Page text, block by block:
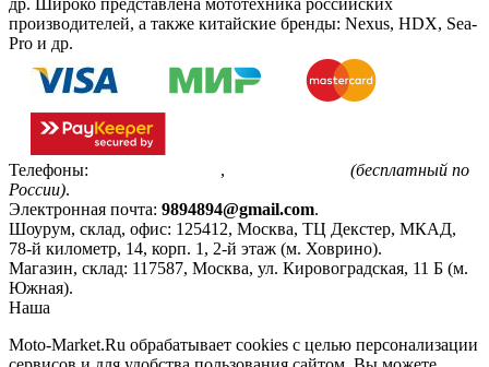
др. Широко представлена мототехника российских
производителей, а также китайские бренды: Nexus, HDX, Sea-
Pro и др.
Телефоны: ,
(бесплатный по
России).
Электронная почта: 9894894@gmail.com.
Шоурум, склад, офис: 125412, Москва, ТЦ Декстер, МКАД,
78-й километр, 14, корп. 1, 2-й этаж (м. Ховрино).
Магазин, склад: 117587, Москва, ул. Кировоградская, 11 Б (м.
Южная).
Наша
Moto-Market.Ru обрабатывает сookies с целью персонализации